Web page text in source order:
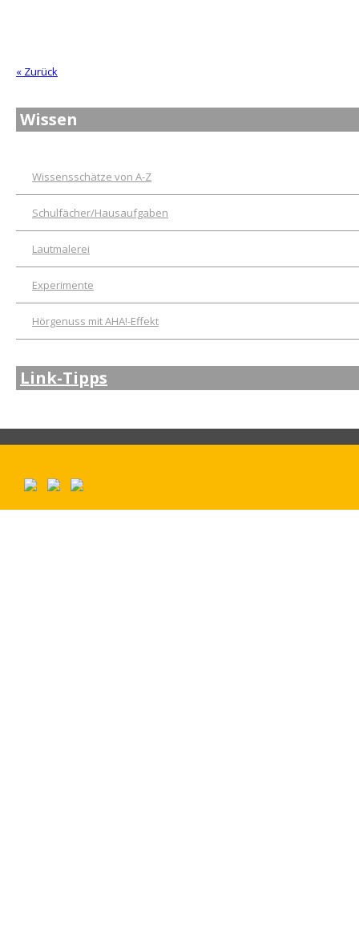
« Zurück
Wissen
Wissensschätze von A-Z
Schulfächer/Hausaufgaben
Lautmalerei
Experimente
Hörgenuss mit AHA!-Effekt
Link-Tipps